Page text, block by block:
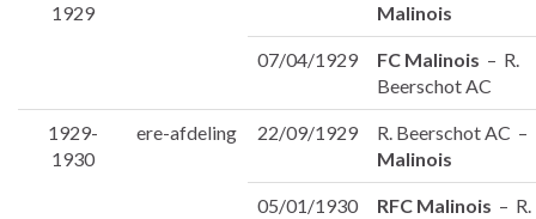
1929
Malinois
07/04/1929 FC Malinois – R.
Beerschot AC
1929-
1930
ere-afdeling 22/09/1929 R. Beerschot AC –
Malinois
05/01/1930 RFC Malinois – R.